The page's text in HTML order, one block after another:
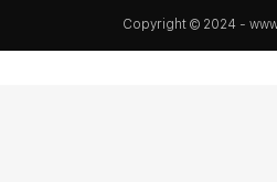
Copyright © 2024 -